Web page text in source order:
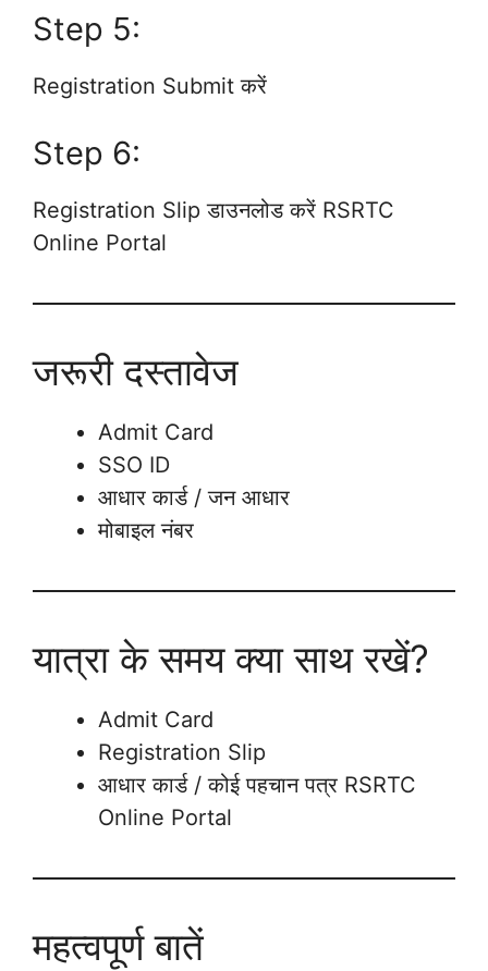
Step 5:
Registration Submit करें
Step 6:
Registration Slip डाउनलोड करें RSRTC
Online Portal
जरूरी दस्तावेज
Admit Card
SSO ID
आधार कार्ड / जन आधार
मोबाइल नंबर
यात्रा के समय क्या साथ रखें?
Admit Card
Registration Slip
आधार कार्ड / कोई पहचान पत्र RSRTC
Online Portal
महत्वपूर्ण बातें